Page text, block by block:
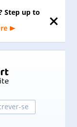
Step up to
se